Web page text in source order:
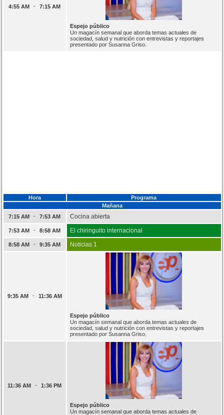
4:55 AM - 7:15 AM
Espejo público
Un magacín semanal que aborda temas actuales de
sociedad, salud y nutrición con entrevistas y reportajes
presentado por Susanna Griso.
Hora
Programa
Mañana
7:15 AM
- 7:53 AM Cocina abierta
7:53 AM - 8:58 AM El chiringuito internacional
8:58 AM - 9:35 AM Noticias 1
9:35 AM - 11:36 AM
Espejo público
Un magacín semanal que aborda temas actuales de
sociedad, salud y nutrición con entrevistas y reportajes
presentado por Susanna Griso.
11:36 AM - 1:36 PM
Espejo público
Un magacín semanal que aborda temas actuales de